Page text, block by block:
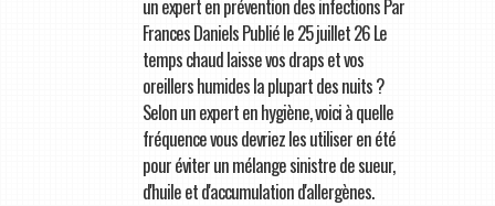
un expert en prévention des infections Par
Frances Daniels Publié le 25 juillet 26 Le
temps chaud laisse vos draps et vos
oreillers humides la plupart des nuits ?
Selon un expert en hygiène, voici à quelle
fréquence vous devriez les utiliser en été
pour éviter un mélange sinistre de sueur,
d'huile et d'accumulation d'allergènes.